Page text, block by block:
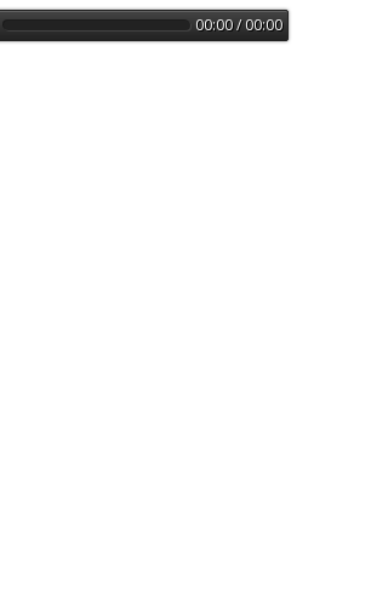
00:00 / 00:00